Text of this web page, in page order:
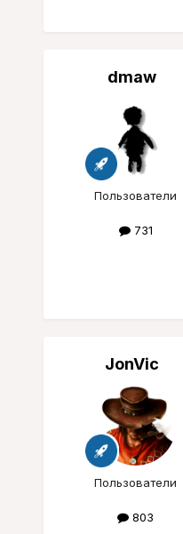
dmaw
Пользователи
731
JonVic
Пользователи
803